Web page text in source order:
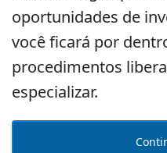
oportunidades de
você ficará por
procedimentos
especializar.